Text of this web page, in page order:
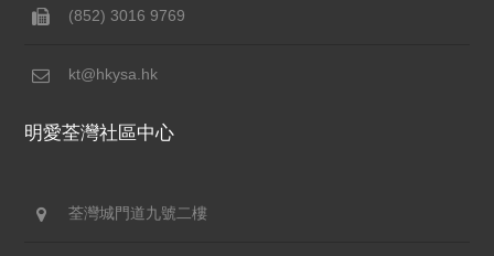
(852) 3016 9769
kt@hkysa.hk
明愛荃灣社區中心
荃灣城門道九號二樓